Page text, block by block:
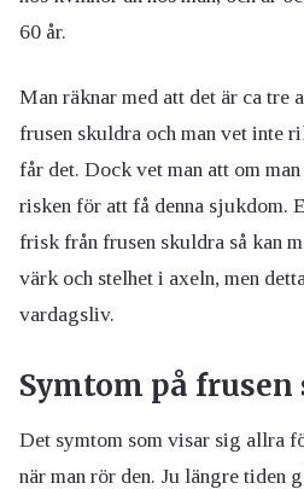
60 år.
Man räknar med att det är ca tre
frusen skuldra och man vet inte
får det. Dock vet man att om man
risken för att få denna sjukdom.
frisk från frusen skuldra så kan
värk och stelhet i axeln, men
vardagsliv.
Symtom på
Det symtom som visar sig allra
när man rör den. Ju längre tiden